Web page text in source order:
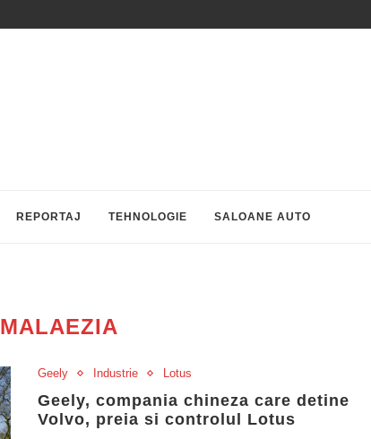
REPORTAJ TEHNOLOGIE SALOANE AUTO
MALAEZIA
Geely Industrie Lotus
Geely, compania chineza care detine
Volvo, preia si controlul Lotus